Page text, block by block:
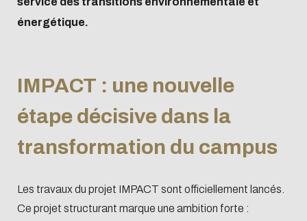
énergétique.
IMPACT : une nouvelle
étape décisive dans la
transformation du campus
Les travaux du projet IMPACT sont officiellement lancés.
Ce projet structurant marque une ambition forte :